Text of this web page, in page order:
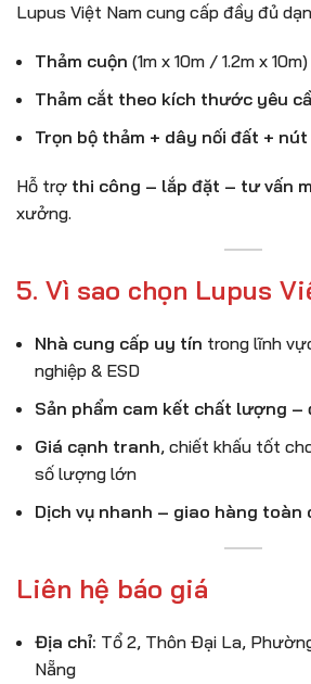
Lupus Việt Nam cung cấp đầy đủ
Thảm cuộn (1m x 10m / 1.2m x 10m)
Thảm cắt theo kích thước yêu
Trọn bộ thảm + dây nối đất +
Hỗ trợ thi công – lắp đặt – tư vấn
xưởng.
5. Vì sao chọn Lupus
Nhà cung cấp uy tín trong lĩnh
nghiệp & ESD
Sản phẩm cam kết chất lượng –
Giá cạnh tranh, chiết khấu tốt
số lượng lớn
Dịch vụ nhanh – giao hàng toàn
Liên hệ báo giá
Địa chỉ: Tổ 2, Thôn Đại La,
Nẵng